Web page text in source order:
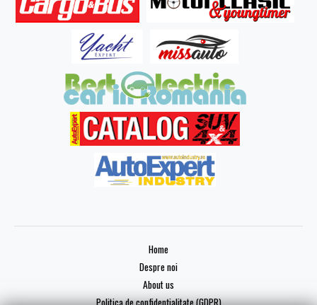
Home
Despre noi
About us